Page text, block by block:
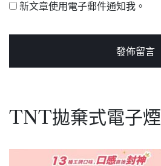
新文章使用電子郵件通知我。
TNT拋棄式電子煙